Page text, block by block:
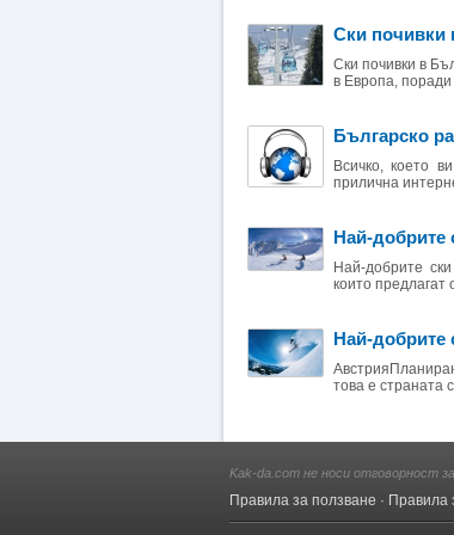
Ски почивки
Ски почивки в
в Европа,
Българско
Всичко, което
прилична
Най-добрите
Най-добрите
които предлагат
Най-добрите
това е страната
Kak-da.com не носи отговорност
Правила за ползване · Правила